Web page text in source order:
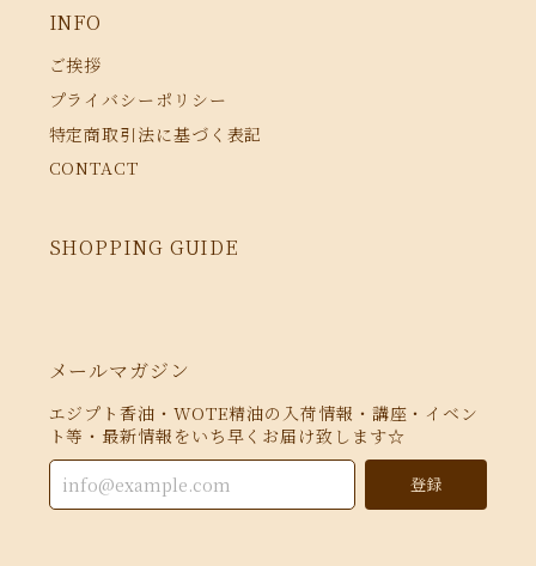
INFO
ご挨拶
プライバシーポリシー
特定商取引法に基づく表記
CONTACT
SHOPPING GUIDE
メールマガジン
エジプト香油・WOTE精油の入荷情報・講座・イベン
ト等・最新情報をいち早くお届け致します☆
登録